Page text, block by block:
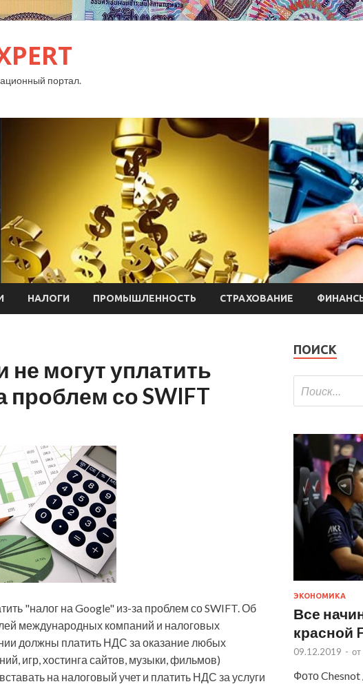
портал.
НАЛОГИ ПРОМЫШЛЕННОСТЬ СТРАХОВАНИЕ
могут уплатить
проблем со SWIFT
"налог на Google" из-за проблем со SWIFT. Об
международных компаний и налоговых
должны платить НДС за оказание любых
игр, хостинга сайтов, музыки, фильмов)
на налоговый учет и платить НДС за услуги
ПОИСК
ЭКОНОМИКА
Все
красной
09.12.2019 - от
Фото